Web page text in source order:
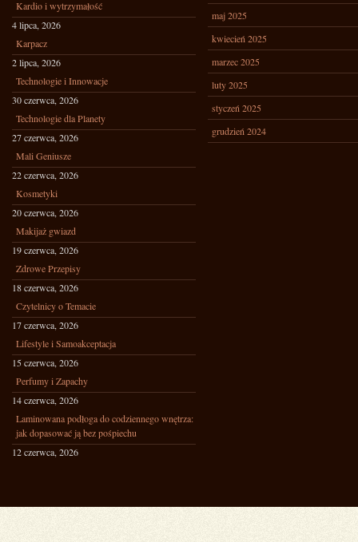
Kardio i wytrzymałość
4 lipca, 2026
Karpacz
2 lipca, 2026
Technologie i Innowacje
30 czerwca, 2026
Technologie dla Planety
27 czerwca, 2026
Mali Geniusze
22 czerwca, 2026
Kosmetyki
20 czerwca, 2026
Makijaż gwiazd
19 czerwca, 2026
Zdrowe Przepisy
18 czerwca, 2026
Czytelnicy o Temacie
17 czerwca, 2026
Lifestyle i Samoakceptacja
15 czerwca, 2026
Perfumy i Zapachy
14 czerwca, 2026
Laminowana podłoga do codziennego wnętrza:
jak dopasować ją bez pośpiechu
12 czerwca, 2026
maj 2025
kwiecień 2025
marzec 2025
luty 2025
styczeń 2025
grudzień 2024